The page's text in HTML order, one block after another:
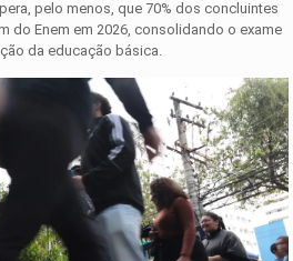
pelo menos, que 70% dos concluintes
do Enem em 2026, consolidando o exame
da educação básica.